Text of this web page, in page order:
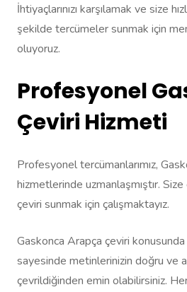
İhtiyaçlarınızı karşılamak ve size
şekilde tercümeler sunmak için
oluyoruz.
Profesyonel
Çeviri Hizmeti
Profesyonel tercümanlarımız,
hizmetlerinde uzmanlaşmıştır.
çeviri sunmak için çalışmaktayız.
Gaskonca Arapça çeviri konusunda
sayesinde metinlerinizin doğru ve
çevrildiğinden emin olabilirsiniz.